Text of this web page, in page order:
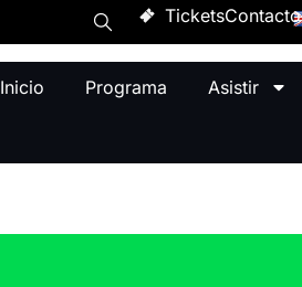
TicketsContacto
Inicio Programa Asistir